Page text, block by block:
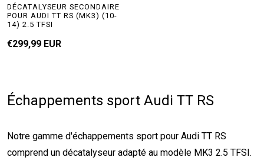
DÉCATALYSEUR SECONDAIRE
POUR AUDI TT RS (MK3) (10-
14) 2.5 TFSI
€299,99 EUR
Échappements sport Audi TT RS
Notre gamme d'échappements sport pour Audi TT RS
comprend un décatalyseur adapté au modèle MK3 2.5 TFSI.